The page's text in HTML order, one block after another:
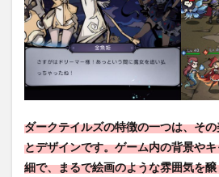
ダークテイルズの特徴の一つは、そ
とデザインです。ゲーム内の背景や
細で、まるで絵画のような雰囲気を